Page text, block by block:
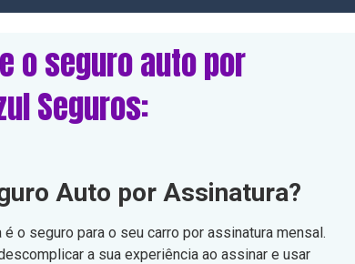
o seguro auto por
Seguros:
Auto por Assinatura?
o seguro para o seu carro por assinatura mensal.
a sua experiência ao assinar e usar